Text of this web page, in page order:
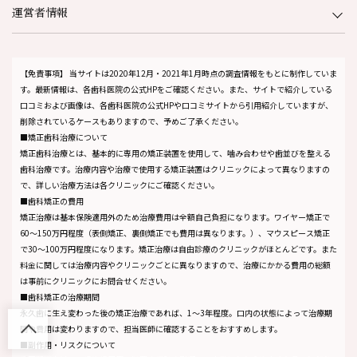
運営者情報
【免責事項】 当サイトは2020年12月・2021年1月時点の調査情報をもとに制作していま
す。最新情報は、各歯科医院の公式HPをご確認ください。また、サイトで紹介している
口コミおよび画像は、各歯科医院の公式HPや口コミサイトから引用紹介していますが、
削除されているケースもありますので、予めご了承ください。
■矯正歯科治療について
矯正歯科治療とは、基本的に専用の矯正装置を使用して、噛み合わせや歯並びを整える
歯科治療です。治療内容や治療で使用する矯正装置はクリニックによって異なりますの
で、詳しい治療方法は各クリニックにご確認ください。
■歯科矯正の費用
矯正治療は基本保険適用外のため治療費用は全額自己負担になります。ワイヤー矯正で
60～150万円程度（表側矯正、裏側矯正でも費用は異なります。）、マウスピース矯正
で30～100万円程度になります。矯正治療は自由診療のクリニックがほとんどです。また
料金に関しては治療内容やクリニックごとに異なりますので、治療にかかる費用の総額
は事前にクリニックにお問合せください。
■歯科矯正の治療期間
永久歯に生え変わった後の矯正治療であれば、1～3年程度。口内の状態によって治療期
間や費用は変わりますので、担当医師に確認することをおすすめします。
■副作用・リスクについて